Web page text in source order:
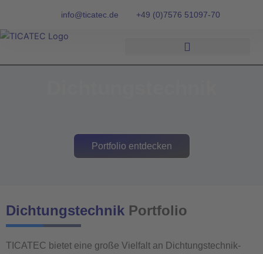
springen
info@ticatec.de +49 (0)7576 51097-70
Portfolio entdecken
Dichtungstechnik Portfolio
TICATEC bietet eine große Vielfalt an Dichtungstechnik-